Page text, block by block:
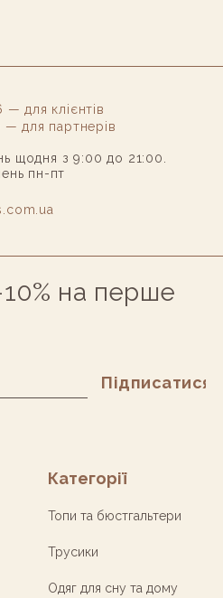
для клієнтів
для партнерів
щодня з 9:00 до 21:00.
пн-пт
на перше
Категорії
Топи та бюстгальтери
Трусики
Одяг для сну та дому